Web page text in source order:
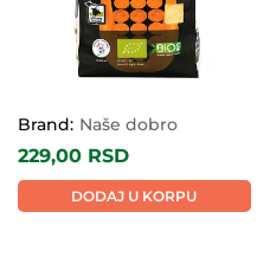
Brand: Naše dobro
229,00 RSD
DODAJ U KORPU